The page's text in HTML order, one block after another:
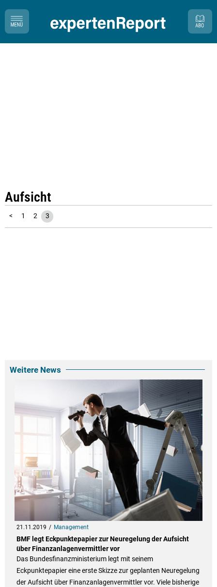
Aufsicht
< 1 2 3
Weitere News
21.11.2019 Management
BMF legt Eckpunktepapier zur Neuregelung der Aufsicht
über Finanzanlagenvermittler vor
Das Bundesfinanzministerium legt mit seinem
Eckpunktepapier eine erste Skizze zur geplanten Neuregelung
der Aufsicht über Finanzanlagenvermittler vor. Viele bisherige